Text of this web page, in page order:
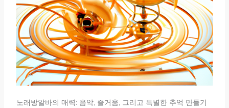
노래방알바의 매력: 음악, 즐거움, 그리고 특별한 추억 만들기